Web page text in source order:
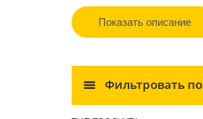
Показать описание
Фильтровать по